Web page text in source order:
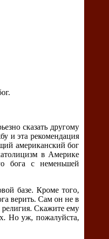
сказать другому
и эта рекомендация
американский бог
в Америке
бога с неменьшей
базе. Кроме того,
верить. Сам он не в
религия. Скажите ему
Но уж, пожалуйста,